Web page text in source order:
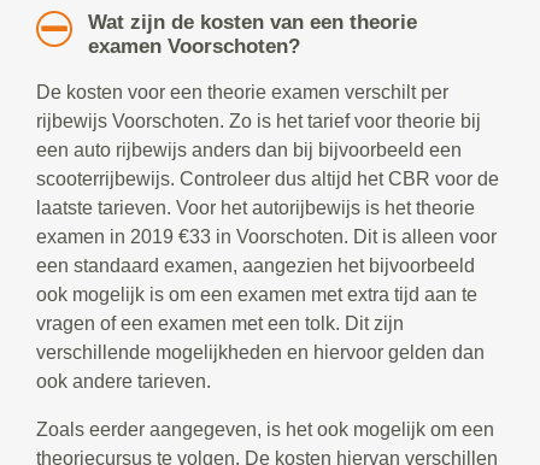
Wat zijn de kosten van een theorie
examen Voorschoten?
De kosten voor een theorie examen verschilt per
rijbewijs Voorschoten. Zo is het tarief voor theorie bij
een auto rijbewijs anders dan bij bijvoorbeeld een
scooterrijbewijs. Controleer dus altijd het CBR voor de
laatste tarieven. Voor het autorijbewijs is het theorie
examen in 2019 €33 in Voorschoten. Dit is alleen voor
een standaard examen, aangezien het bijvoorbeeld
ook mogelijk is om een examen met extra tijd aan te
vragen of een examen met een tolk. Dit zijn
verschillende mogelijkheden en hiervoor gelden dan
ook andere tarieven.
Zoals eerder aangegeven, is het ook mogelijk om een
theoriecursus te volgen. De kosten hiervan verschillen